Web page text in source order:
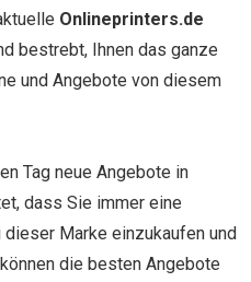
Onlineprinters.de
bestrebt, Ihnen das ganze
und Angebote von diesem
Tag neue Angebote in
dass Sie immer eine
Marke einzukaufen und
die besten Angebote